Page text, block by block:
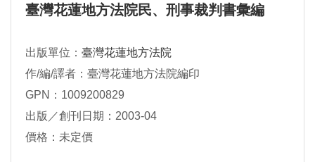
臺灣花蓮地方法院民、刑事裁判書彙編
出版單位： 臺灣花蓮地方法院
作/編/譯者：臺灣花蓮地方法院編印
GPN：1009200829
出版／創刊日期：2003-04
價格：未定價